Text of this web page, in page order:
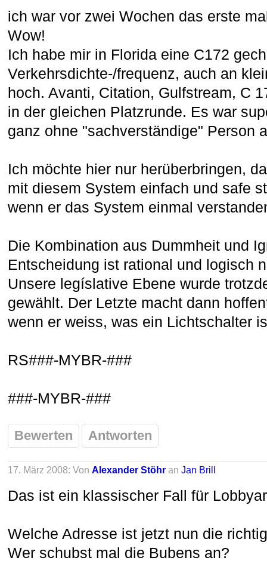
ich war vor zwei Wochen das erste
Wow!
Ich habe mir in Florida eine C172
Verkehrsdichte-/frequenz, auch an
hoch. Avanti, Citation, Gulfstream, C
in der gleichen Platzrunde. Es war
ganz ohne "sachverständige" Person
Ich möchte hier nur herüberbringen,
mit diesem System einfach und safe
wenn er das System einmal
Die Kombination aus Dummheit und
Entscheidung ist rational und logisch
Unsere legíslative Ebene wurde
gewählt. Der Letzte macht dann
wenn er weiss, was ein Lichtschalter
RS###-MYBR-###
###-MYBR-###
Bewerten Antworten
17. März 2008: Von Alexander Stöhr an Jan Brill
Das ist ein klassischer Fall für
Welche Adresse ist jetzt nun die
Wer schubst mal die Bubens an?